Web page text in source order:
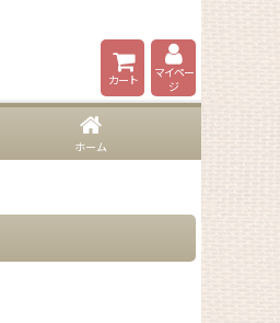
カート
マイペー
ジ
ホーム